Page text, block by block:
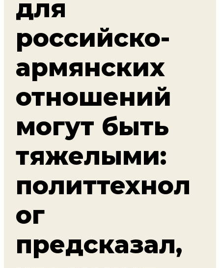
для
российско-
армянских
отношений
могут быть
тяжелыми:
политтехнол
ог
предсказал,